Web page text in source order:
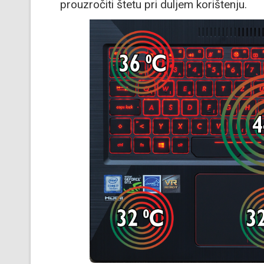
prouzročiti štetu pri duljem korištenju.